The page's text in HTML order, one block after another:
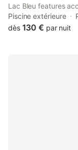
Lac Bleu features
parking and a tennis
holiday park has air-
Piscine extérieure
dès 130 € par nuit